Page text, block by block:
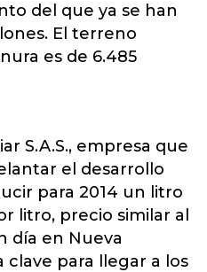
del que ya se han
El terreno
es de 6.485
S.A.S., empresa que
el desarrollo
para 2014 un litro
litro, precio similar al
día en Nueva
clave para llegar a los